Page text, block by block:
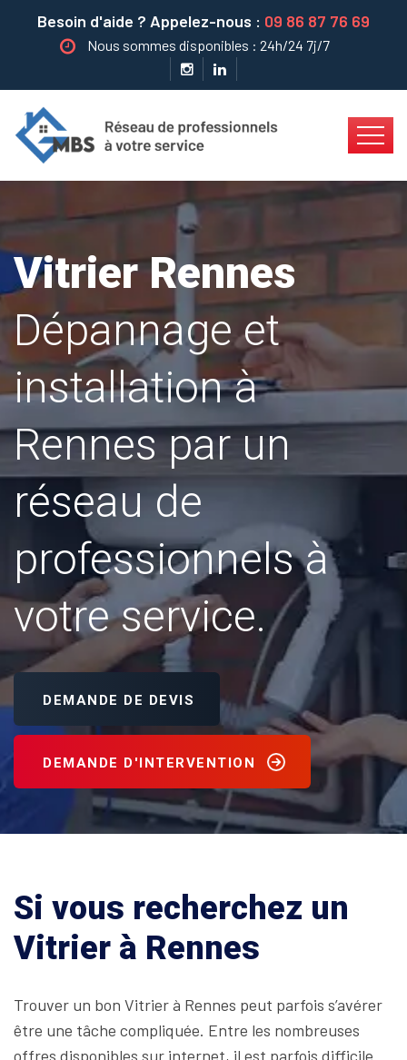
Besoin d'aide ? Appelez-nous : 09 86 87 76 69
Nous sommes disponibles : 24h/24 7j/7
Vitrier Rennes
Dépannage et
installation à
Rennes par un
réseau de
professionnels à
votre service.
DEMANDE DE DEVIS
DEMANDE D'INTERVENTION
Si vous recherchez un
Vitrier à Rennes
Trouver un bon Vitrier à Rennes peut parfois s’avérer
être une tâche compliquée. Entre les nombreuses
offres disponibles sur internet, il est parfois difficile